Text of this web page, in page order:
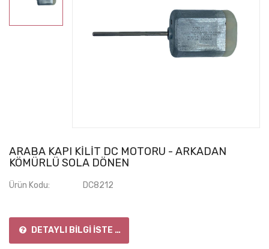
ARABA KAPI KILIT DC MOTORU - ARKADAN
KÖMÜRLÜ SOLA DÖNEN
Ürün Kodu: DC8212
DETAYLI BILGI İSTE / SORU SOR